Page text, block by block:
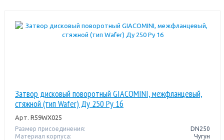
Затвор дисковый поворотный GIACOMINI, межфланцевый,
стяжной (тип Wafer) Ду 250 Pу 16
Арт. R59WX025
Размер присоединения:
DN250
Материал корпуса:
Чугун